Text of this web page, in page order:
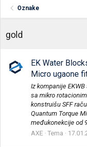
Oznake
gold
EK Water
Micro ugaone
Iz kompanije
sa mikro
konstruišu SFF
Quantum Torque
međukonekcije od
AXE Tema